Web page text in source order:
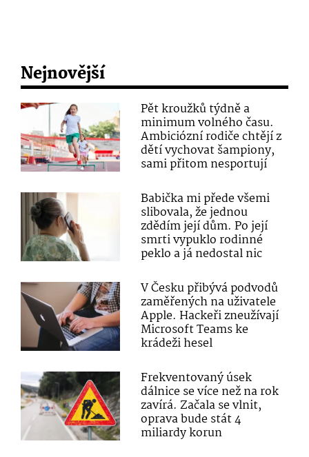
Nejnovější
Pět kroužků týdně a
minimum volného času.
Ambiciózní rodiče chtějí z
dětí vychovat šampiony,
sami přitom nesportují
Babička mi přede všemi
slibovala, že jednou
zdědím její dům. Po její
smrti vypuklo rodinné
peklo a já nedostal nic
V Česku přibývá podvodů
zaměřených na uživatele
Apple. Hackeři zneužívají
Microsoft Teams ke
krádeži hesel
Frekventovaný úsek
dálnice se více než na rok
zavírá. Začala se vlnit,
oprava bude stát 4
miliardy korun